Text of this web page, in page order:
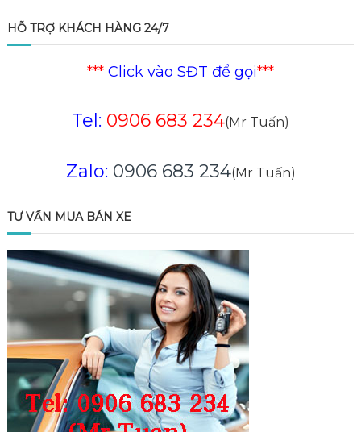
bài
viết
HỖ TRỢ KHÁCH HÀNG 24/7
*** Click vào SĐT để gọi***
Tel: 0906 683 234(Mr Tuấn)
Zalo: 0906 683 234(Mr Tuấn)
TƯ VẤN MUA BÁN XE